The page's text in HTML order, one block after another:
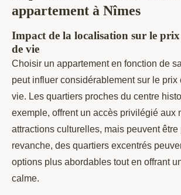
appartement à Nîmes
Impact de la localisation sur le
de vie
Choisir un appartement en fonction de
peut influer considérablement sur le prix
vie. Les quartiers proches du centre
exemple, offrent un accès privilégié aux
attractions culturelles, mais peuvent
revanche, des quartiers excentrés
options plus abordables tout en offrant
calme.